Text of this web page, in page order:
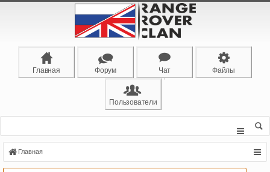
Главная Форум Чат Файлы
Пользователи
Главная